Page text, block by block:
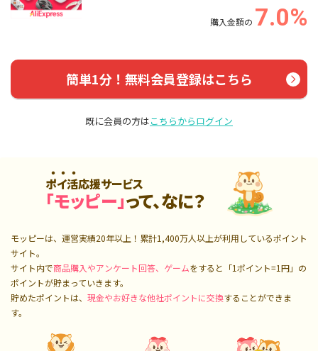
購入金額の 7.0%
簡単1分！無料会員登録はこちら
既に会員の方はこちらからログイン
ポイ活応援サービス
「モッピー」って、なに？
モッピーは、運営実績20年以上！累計1,400万人以上が利用しているポイント
サイト。
サイト内で商品購入やアンケート回答、ゲームをすると「1ポイント=1円」の
ポイントが貯まっていきます。
貯めたポイントは、 現金やお好きな他社ポイントに交換することができま
す。